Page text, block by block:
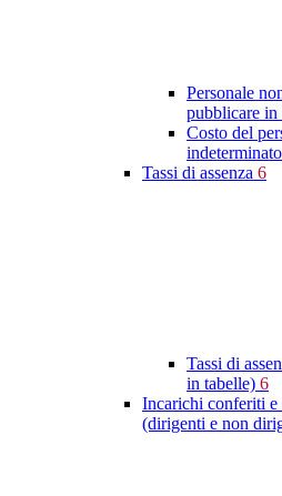
Personale
pubblicare in
Costo del
Tassi di assenza 6
Tassi di
in tabelle) 6
Incarichi conferiti e
(dirigenti e non